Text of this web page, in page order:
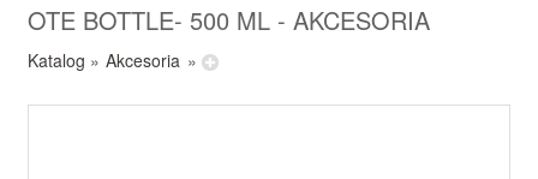
OTE BOTTLE- 500 ML - AKCESORIA
Katalog » Akcesoria »